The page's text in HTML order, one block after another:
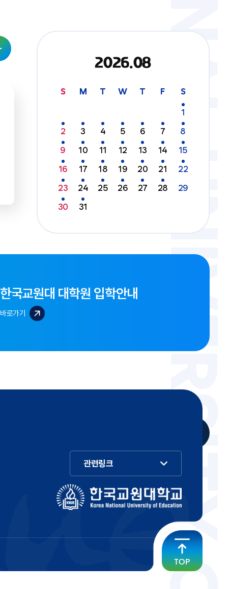
2026.08
S M T W T F S
1
2
3 4 5 6 7
8
9
10 11 12 13 14
15
16
17 18 19 20 21
22
23
24 25 26 27 28
29
30
31
한국교원대 대학원 입학안내
바로가기
관련링크
TOP